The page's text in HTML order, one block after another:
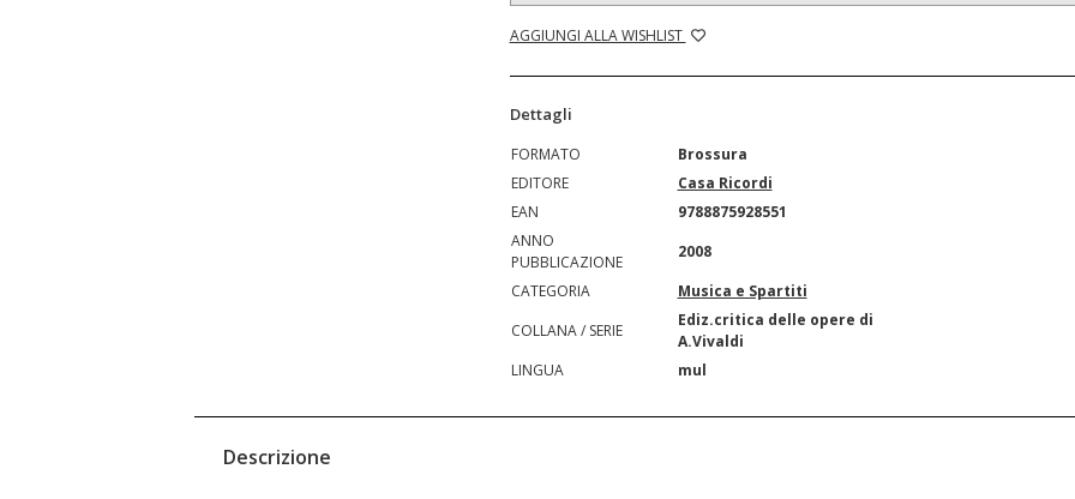
AGGIUNGI ALLA WISHLIST
Dettagli
FORMATO
Brossura
EDITORE
Casa Ricordi
EAN
9788875928551
ANNO
PUBBLICAZIONE
2008
CATEGORIA
Musica e Spartiti
COLLANA / SERIE
Ediz.critica delle opere di
A.Vivaldi
LINGUA
mul
Descrizione